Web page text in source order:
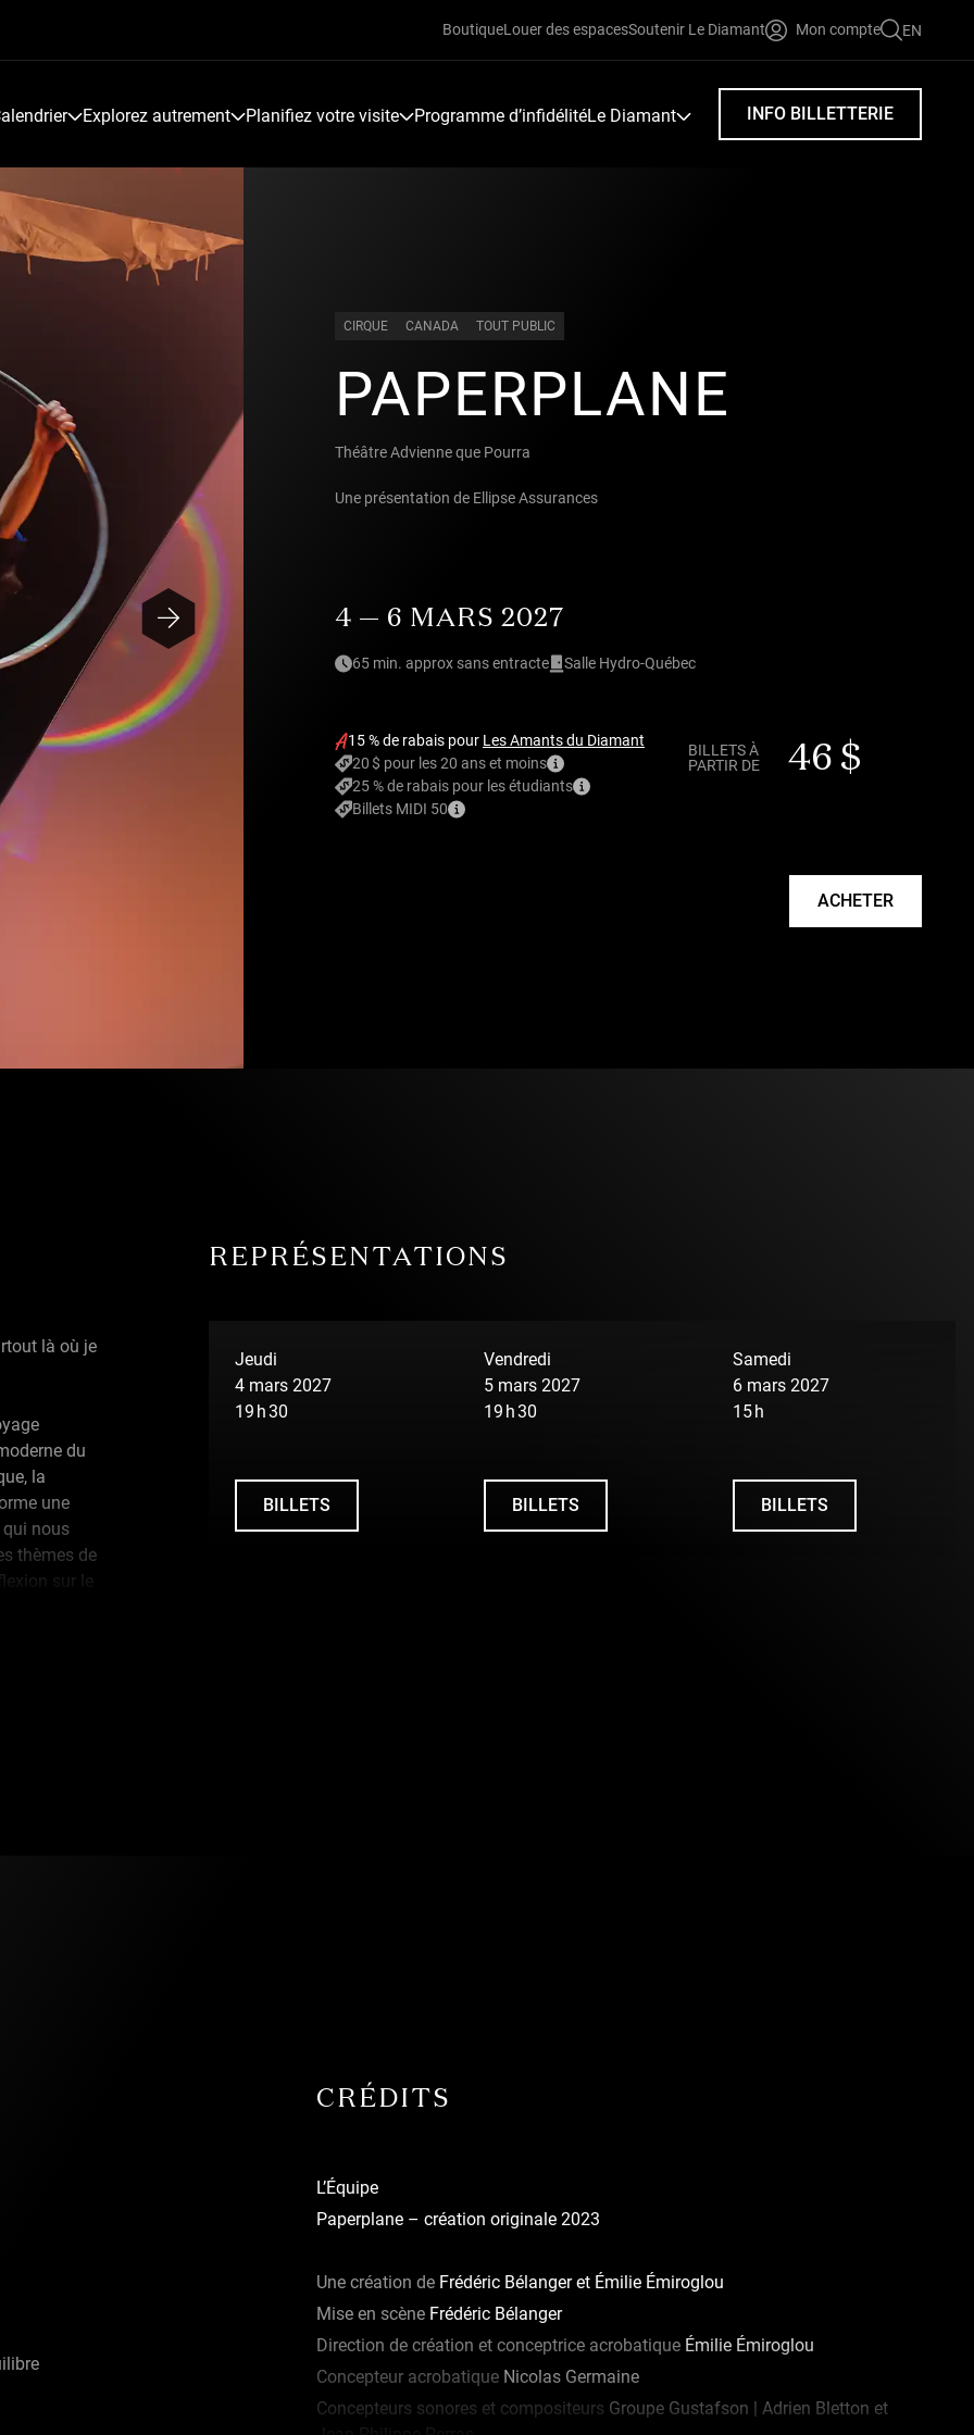
Explorez autrement Planifiez votre visite Programme d’infidélitéLe Diamant INFO BILLETTERIE
BoutiqueLouer des espacesSoutenir Le Diamant Mon compte
FAIRE
UNE
EN
CIRQUE CANADA TOUT PUBLIC
PAPERPLANE
Théâtre Advienne que Pourra
Une présentation de Ellipse Assurances
4 — 6 MARS 2027
65 min. approx sans entracte Salle Hydro-Québec
15 % de rabais pour Les Amants du Diamant
20 $ pour les 20 ans et moins
25 % de rabais pour les étudiants
Billets MIDI 50
BILLETS À
PARTIR DE
46 $
ACHETER
là où je
du
la
une
nous
thèmes de
sur le
REPRÉSENTATIONS
Jeudi
4 mars 2027
19 h 30
BILLETS
UNDEFINED
Vendredi
5 mars 2027
19 h 30
BILLETS
UNDEFINED
Samedi
6 mars 2027
15 h
BILLETS
UNDEFINED
CRÉDITS
L’Équipe
Paperplane – création originale 2023
Une création deFrédéric Bélanger et Émilie Émiroglou
Mise en scèneFrédéric Bélanger
Direction de création et conceptrice acrobatiqueÉmilie Émiroglou
Concepteur acrobatiqueNicolas Germaine
Concepteurs sonores et compositeurs Groupe Gustafson | Adrien Bletton et